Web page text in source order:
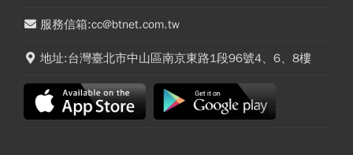
服務信箱:cc@btnet.com.tw
地址:台灣臺北市中山區南京東路1段96號4、6、8樓